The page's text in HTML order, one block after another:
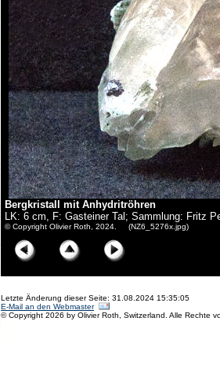
Bergkristall mit Anhydritröhren
LK: 6 cm, F: Gasteiner Tal; Sammlung: Fritz
© Copyright Olivier Roth, 2024. (NZ6_5276x.jpg)
Letzte Änderung dieser Seite: 31.08.2024 15:35:05
E-Mail an den Webmaster
© Copyright 2026 by Olivier Roth, Switzerland. Alle Rechte